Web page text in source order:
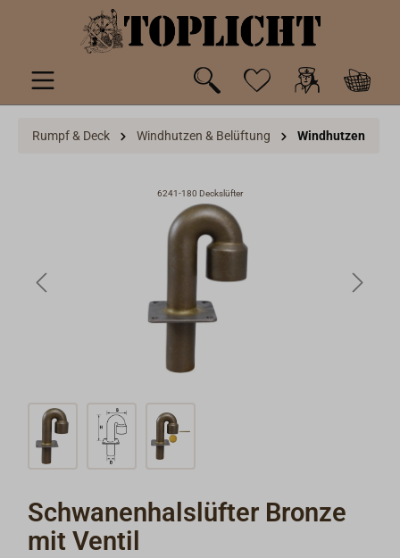
springen
Rumpf & Deck Windhutzen & Belüftung Windhutzen
6241-180 Deckslüfter
Schwanenhalslüfter Bronze
mit Ventil